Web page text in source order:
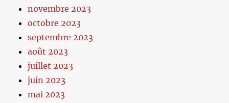
novembre 2023
octobre 2023
septembre 2023
août 2023
juillet 2023
juin 2023
mai 2023